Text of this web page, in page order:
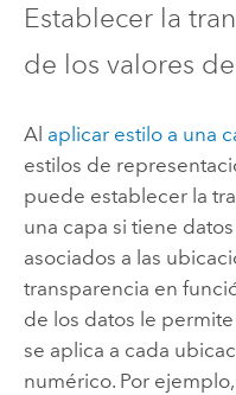
Establecer la
de los valores
Al aplicar estilo a una
estilos de
puede establecer la
una capa si tiene
asociados a las
transparencia en
de los datos le
se aplica a cada
numérico. Por